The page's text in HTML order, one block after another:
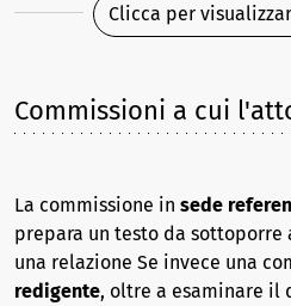
Clicca per
Commissioni a cui
La commissione in sede
prepara un testo da sottoporre
una relazione Se invece una
redigente, oltre a esaminare il